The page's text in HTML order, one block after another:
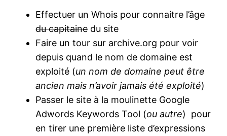
Effectuer un Whois pour connaitre l’âge
du capitainedu site
Faire un tour sur archive.org pour voir
depuis quand le nom de domaine est
exploité (un nom de domaine peut être
ancien mais n’avoir jamais été exploité)
Passer le site à la moulinette Google
Adwords Keywords Tool (ou autre) pour
en tirer une première liste d’expressions